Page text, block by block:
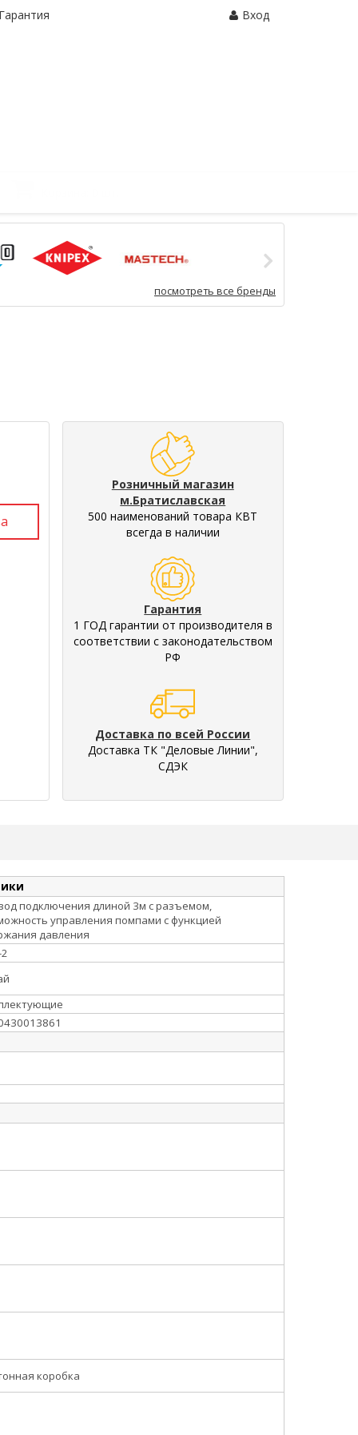
Гарантия Вход
посмотреть все бренды
Розничный магазин
м.Братиславская
500 наименований товара КВТ
всегда в наличии
Гарантия
1 ГОД гарантии от производителя в
соответствии с законодательством
РФ
Доставка по всей России
Доставка ТК "Деловые Линии",
СДЭК
подключения длиной 3м с разъемом,
управления помпами с функцией
давления
коробка